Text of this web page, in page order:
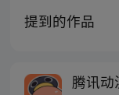
提到的作品
腾讯动